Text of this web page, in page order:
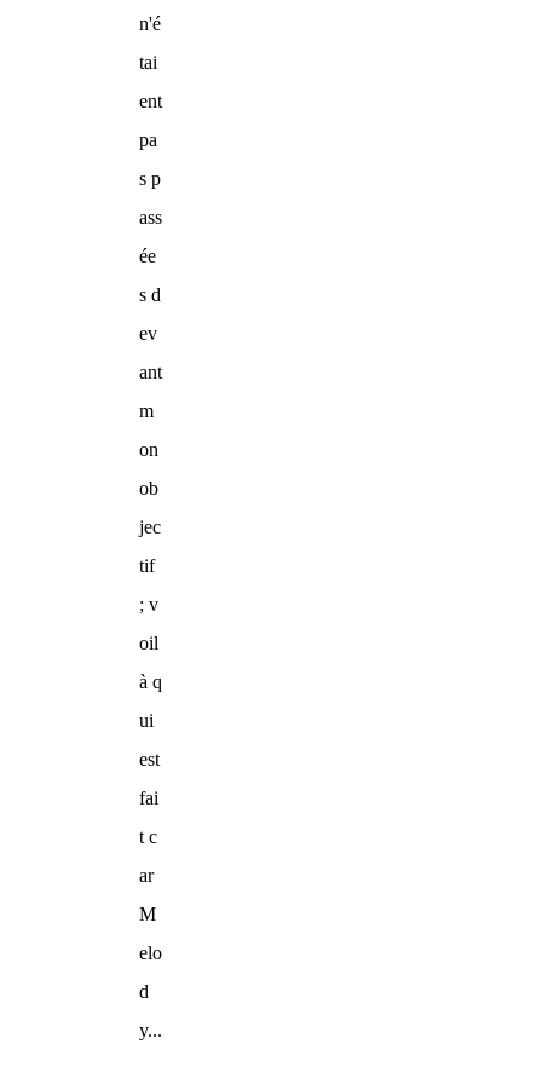
n'é
tai
ent
pa
s p
ass
ée
s d
ev
ant
m
on
ob
jec
tif
; v
oil
à q
ui
est
fai
t c
ar
M
elo
d
y...